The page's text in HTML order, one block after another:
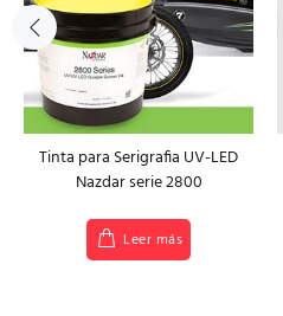
Tinta para Serigrafia UV-LED
Nazdar serie 2800
Leer más